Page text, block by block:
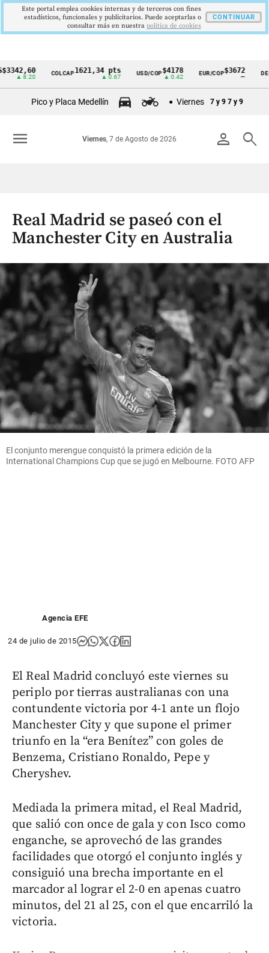
Cintillo
Colombia
8.20
COLCAP1621,34 pts
▲ 0.67
USD/COP$4178
▲ 0.42
EUR/COP$3672
Pico y Placa Medellín Viernes 7 y 9 7 y 9
person search
Viernes, 7 de Agosto de 2026
menu
Real Madrid se paseó con el
Manchester City en Australia
El conjunto merengue conquistó la primera edición de la
International Champions Cup que se jugó en Melbourne. FOTO AFP
Agencia EFE
24 de julio de 2015
El Real Madrid concluyó este viernes su
periplo por tierras australianas con una
contundente victoria por 4-1 ante un flojo
Manchester City y que supone el primer
triunfo en la “era Benítez” con goles de
Benzema, Cristiano Ronaldo, Pepe y
Cheryshev.
Mediada la primera mitad, el Real Madrid,
que salió con once de gala y con Isco como
enganche, se aprovechó de las grandes
facilidades que otorgó el conjunto inglés y
consiguió una brecha importante en el
marcador al lograr el 2-0 en apenas cuatro
minutos, del 21 al 25, con el que encarriló la
victoria.
Este portal emplea cookies internas y de terceros con fines
estadísticos, funcionales y publicitarios. Puede aceptarlas o
consultar más en nuestra politica de cookies
CONTINUAR